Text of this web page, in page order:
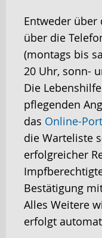
Entweder über
über die
(montags bis
20 Uhr, sonn-
Die
pflegenden
das Online-
die Warteliste
erfolgreicher
Bestätigung
Alles Weitere
erfolgt